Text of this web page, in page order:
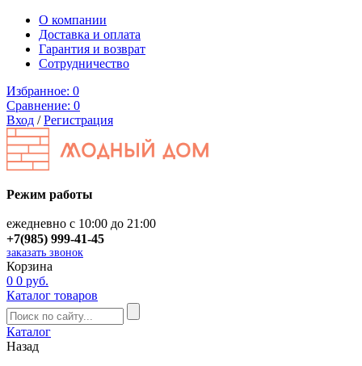
О компании
Доставка и оплата
Гарантия и возврат
Сотрудничество
Избранное: 0
Сравнение: 0
Вход /Регистрация
Режим работы
ежедневно с 10:00 до 21:00
+7(985) 999-41-45
заказать звонок
Корзина
0 0 руб.
Каталог товаров
Каталог
Назад